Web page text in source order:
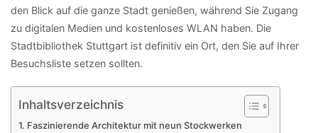
den Blick auf die ganze Stadt genießen, während Sie Zugang
zu digitalen Medien und kostenloses WLAN haben. Die
Stadtbibliothek Stuttgart ist definitiv ein Ort, den Sie auf Ihrer
Besuchsliste setzen sollten.
Inhaltsverzeichnis
Faszinierende Architektur mit neun Stockwerken